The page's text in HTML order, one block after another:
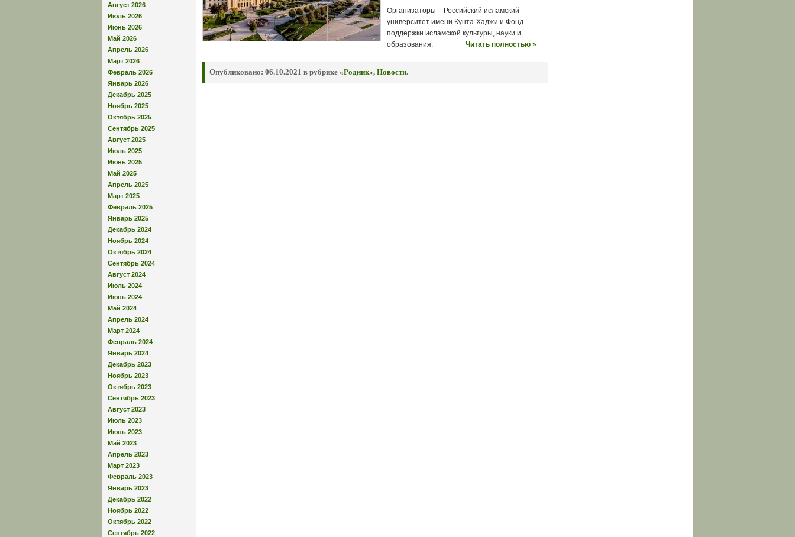
Август 2026
Июль 2026
Июнь 2026
Май 2026
Апрель 2026
Март 2026
Февраль 2026
Январь 2026
Декабрь 2025
Ноябрь 2025
Октябрь 2025
Сентябрь 2025
Август 2025
Июль 2025
Июнь 2025
Май 2025
Апрель 2025
Март 2025
Февраль 2025
Январь 2025
Декабрь 2024
Ноябрь 2024
Октябрь 2024
Сентябрь 2024
Август 2024
Июль 2024
Июнь 2024
Май 2024
Апрель 2024
Март 2024
Февраль 2024
Январь 2024
Декабрь 2023
Ноябрь 2023
Октябрь 2023
Сентябрь 2023
Август 2023
Июль 2023
Июнь 2023
Май 2023
Апрель 2023
Март 2023
Февраль 2023
Январь 2023
Декабрь 2022
Ноябрь 2022
Октябрь 2022
Сентябрь 2022
Организаторы – Российский исламский
университет имени Кунта-Хаджи и Фонд
поддержки исламской культуры, науки и
образования.
Читать полностью »
Опубликовано: 06.10.2021 в рубрике «Родник», Новости.